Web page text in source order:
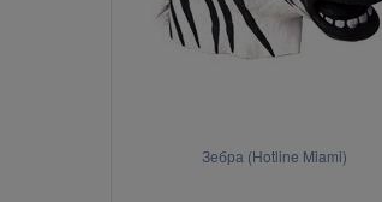
Зебра (Hotline Miami)